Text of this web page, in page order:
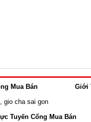
Mua Bán Giới
gio cha sai gon
Tuyến Cổng Mua Bán